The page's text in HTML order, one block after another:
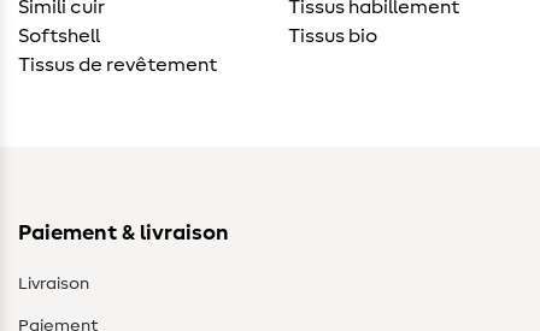
Simili cuir
Softshell
Tissus de revêtement
Tissus habillement
Tissus bio
Paiement & livraison
Livraison
Paiement